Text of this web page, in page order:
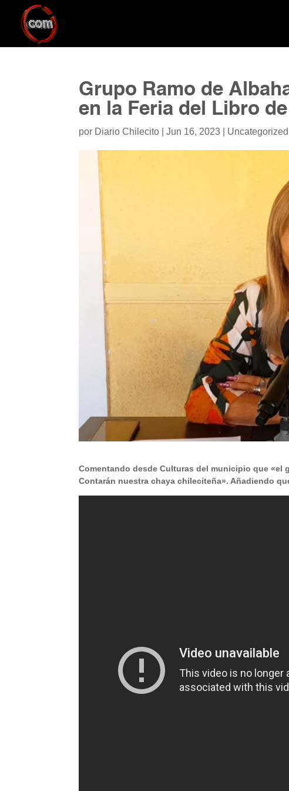
Grupo Ramo de
en la Feria del Libro
por Diario Chilecito |Jun 16, 2023 Uncategorized
Comentando desde Culturas del municipio que
Contarán nuestra chaya chileciteña». Añadiendo